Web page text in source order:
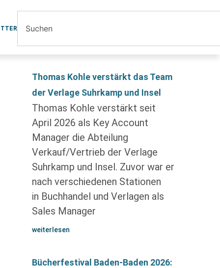
Thomas Kohle verstärkt das Team
der Verlage Suhrkamp und Insel
Thomas Kohle verstärkt seit
April 2026 als Key Account
Manager die Abteilung
Verkauf/Vertrieb der Verlage
Suhrkamp und Insel. Zuvor war er
nach verschiedenen Stationen
in Buchhandel und Verlagen als
Sales Manager
weiterlesen
Bücherfestival Baden-Baden 2026: